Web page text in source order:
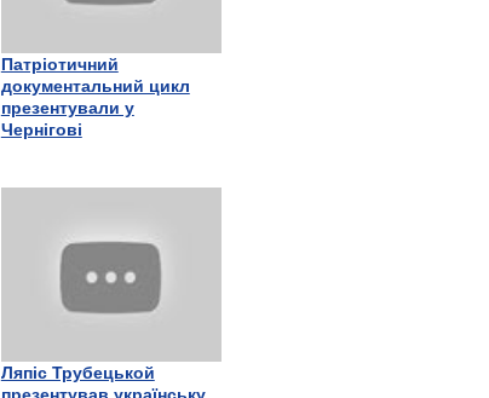
Патріотичний
документальний цикл
презентували у
Чернігові
Ляпіс Трубецькой